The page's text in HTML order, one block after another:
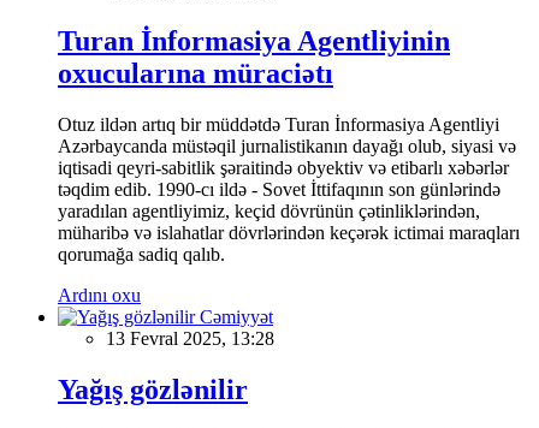
Turan İnformasiya Agentliyinin
oxucularına müraciətı
Otuz ildən artıq bir müddətdə Turan İnformasiya Agentliyi
Azərbaycanda müstəqil jurnalistikanın dayağı olub, siyasi və
iqtisadi qeyri-sabitlik şəraitində obyektiv və etibarlı xəbərlər
təqdim edib. 1990-cı ildə - Sovet İttifaqının son günlərində
yaradılan agentliyimiz, keçid dövrünün çətinliklərindən,
müharibə və islahatlar dövrlərindən keçərək ictimai maraqları
qorumağa sadiq qalıb.
Ardını oxu
Cəmiyyət
13 Fevral 2025, 13:28
Yağış gözlənilir